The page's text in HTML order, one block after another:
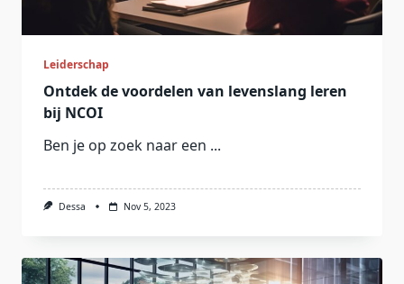
Leiderschap
Ontdek de voordelen van levenslang leren
bij NCOI
Ben je op zoek naar een ...
Dessa Nov 5, 2023